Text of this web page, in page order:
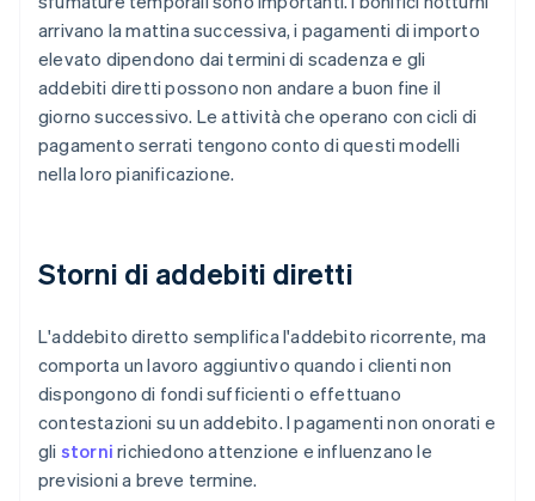
arrivano la mattina successiva, i pagamenti di importo
elevato dipendono dai termini di scadenza e gli
addebiti diretti possono non andare a buon fine il
giorno successivo. Le attività che operano con cicli di
pagamento serrati tengono conto di questi modelli
nella loro pianificazione.
Storni di addebiti diretti
L'addebito diretto semplifica l'addebito ricorrente, ma
comporta un lavoro aggiuntivo quando i clienti non
dispongono di fondi sufficienti o effettuano
contestazioni su un addebito. I pagamenti non onorati e
gli storni richiedono attenzione e influenzano le
previsioni a breve termine.